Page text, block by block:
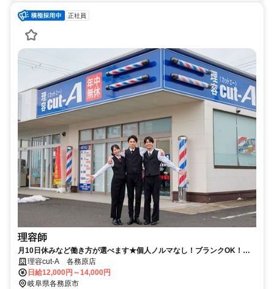
正社員
理容師
月10日休みなど働き方が選べます★個人ノルマなし！ブランクOK！給
与もスキルもアップできる環境が◎収入重視 or プライベート重視などお
好みの働き方を教えて下さいね♪
理容cut-A 各務原店
日給12,000円～14,000円
岐阜県各務原市